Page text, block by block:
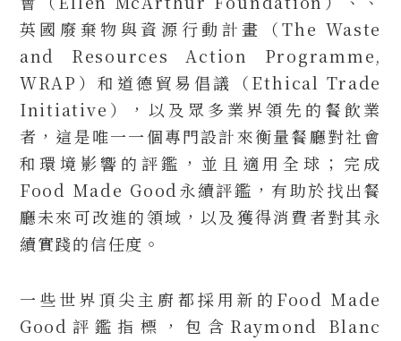
英國廢棄物與資源行動計畫（The Waste
and Resources Action Programme,
WRAP）和道德貿易倡議（Ethical Trade
Initiative），以及眾多業界領先的餐飲業
者，這是唯一一個專門設計來衡量餐廳對社會
和環境影響的評鑑，並且適用全球；完成
Food Made Good永續評鑑，有助於找出餐
廳未來可改進的領域，以及獲得消費者對其永
續實踐的信任度。
一些世界頂尖主廚都採用新的Food Made
Good評鑑指標，包含Raymond Blanc